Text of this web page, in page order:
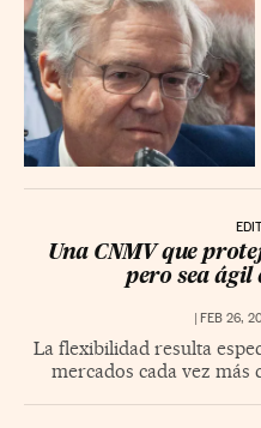
Una CNMV que
pero sea ágil
FEB 26,
La flexibilidad resulta
mercados cada vez